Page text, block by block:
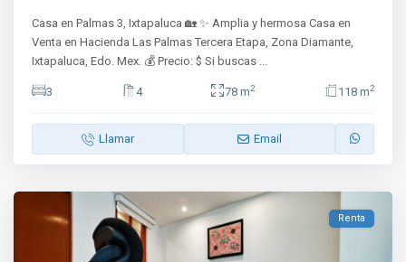
Casa en Palmas 3, Ixtapaluca 🏡 ✨ Amplia y hermosa Casa en
Venta en Hacienda Las Palmas Tercera Etapa, Zona Diamante,
Ixtapaluca, Edo. Mex. 💰 Precio: $ Si buscas ...
3 4 78 m2 118 m2
Llamar Email
Renta